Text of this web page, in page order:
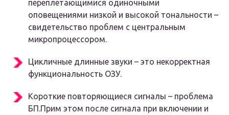
переплетающимися одиночными
оповещениями низкой и высокой тональности –
свидетельство проблем с центральным
микропроцессором.
Цикличные длинные звуки – это некорректная
функциональность ОЗУ.
Короткие повторяющиеся сигналы – проблема
БП.Прим этом после сигнала при включении и